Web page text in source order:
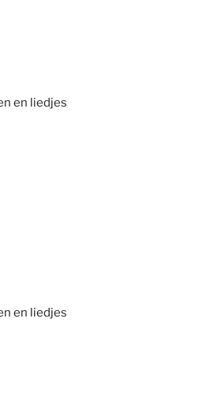
en liedjes
en liedjes